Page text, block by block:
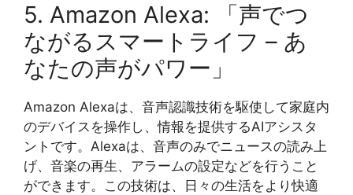
5. Amazon Alexa: 「声でつ
ながるスマートライフ – あ
なたの声がパワー」
Amazon Alexaは、音声認識技術を駆使して家庭内
のデバイスを操作し、情報を提供するAIアシスタ
ントです。Alexaは、音声のみでニュースの読み上
げ、音楽の再生、アラームの設定などを行うこと
ができます。この技術は、日々の生活をより快適